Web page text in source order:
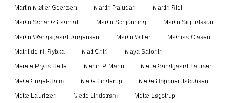
Martin Møller Geertsen Martin Paludan Martin Riel
Martin Schantz Faurholt Martin Schjönning Martin Sigurdsson
Martin Wangsgaard Jürgensen Martin Willer Mathias Clasen
Mathilde N. Rybka Matt Chiri Maya Salonin
Merete Pryds Helle Merlin P. Mann Mette Bundgaard Laursen
Mette Engel-Holm Mette Finderup Mette Høppner Jakobsen
Mette Lauritzen Mette Lindstrøm Mette Løgstrup